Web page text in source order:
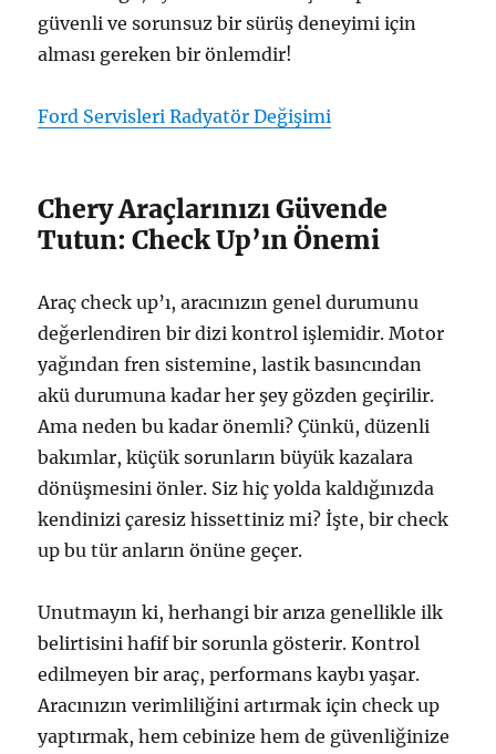
güvenli ve sorunsuz bir sürüş deneyimi için
alması gereken bir önlemdir!
Ford Servisleri Radyatör Değişimi
Chery Araçlarınızı Güvende
Tutun: Check Up’ın Önemi
Araç check up’ı, aracınızın genel durumunu
değerlendiren bir dizi kontrol işlemidir. Motor
yağından fren sistemine, lastik basıncından
akü durumuna kadar her şey gözden geçirilir.
Ama neden bu kadar önemli? Çünkü, düzenli
bakımlar, küçük sorunların büyük kazalara
dönüşmesini önler. Siz hiç yolda kaldığınızda
kendinizi çaresiz hissettiniz mi? İşte, bir check
up bu tür anların önüne geçer.
Unutmayın ki, herhangi bir arıza genellikle ilk
belirtisini hafif bir sorunla gösterir. Kontrol
edilmeyen bir araç, performans kaybı yaşar.
Aracınızın verimliliğini artırmak için check up
yaptırmak, hem cebinize hem de güvenliğinize